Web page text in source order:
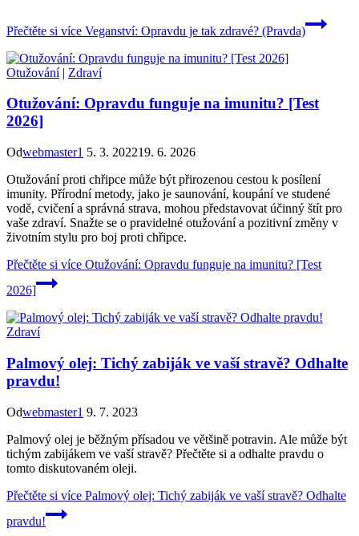
Přečtěte si více Veganství: Opravdu je tak zdravé? (Pravda)
Otužování| Zdraví
Otužování: Opravdu funguje na imunitu? [Test
2026]
Odwebmaster1 5. 3. 202219. 6. 2026
Otužování proti chřipce může být přirozenou cestou k posílení
imunity. Přírodní metody, jako je saunování, koupání ve studené
vodě, cvičení a správná strava, mohou představovat účinný štít pro
vaše zdraví. Snažte se o pravidelné otužování a pozitivní změny v
životním stylu pro boj proti chřipce.
Přečtěte si více Otužování: Opravdu funguje na imunitu? [Test
2026]
Zdraví
Palmový olej: Tichý zabiják ve vaší stravě? Odhalte
pravdu!
Odwebmaster1 9. 7. 2023
Palmový olej je běžným přísadou ve většině potravin. Ale může být
tichým zabijákem ve vaší stravě? Přečtěte si a odhalte pravdu o
tomto diskutovaném oleji.
Přečtěte si více Palmový olej: Tichý zabiják ve vaší stravě? Odhalte
pravdu!